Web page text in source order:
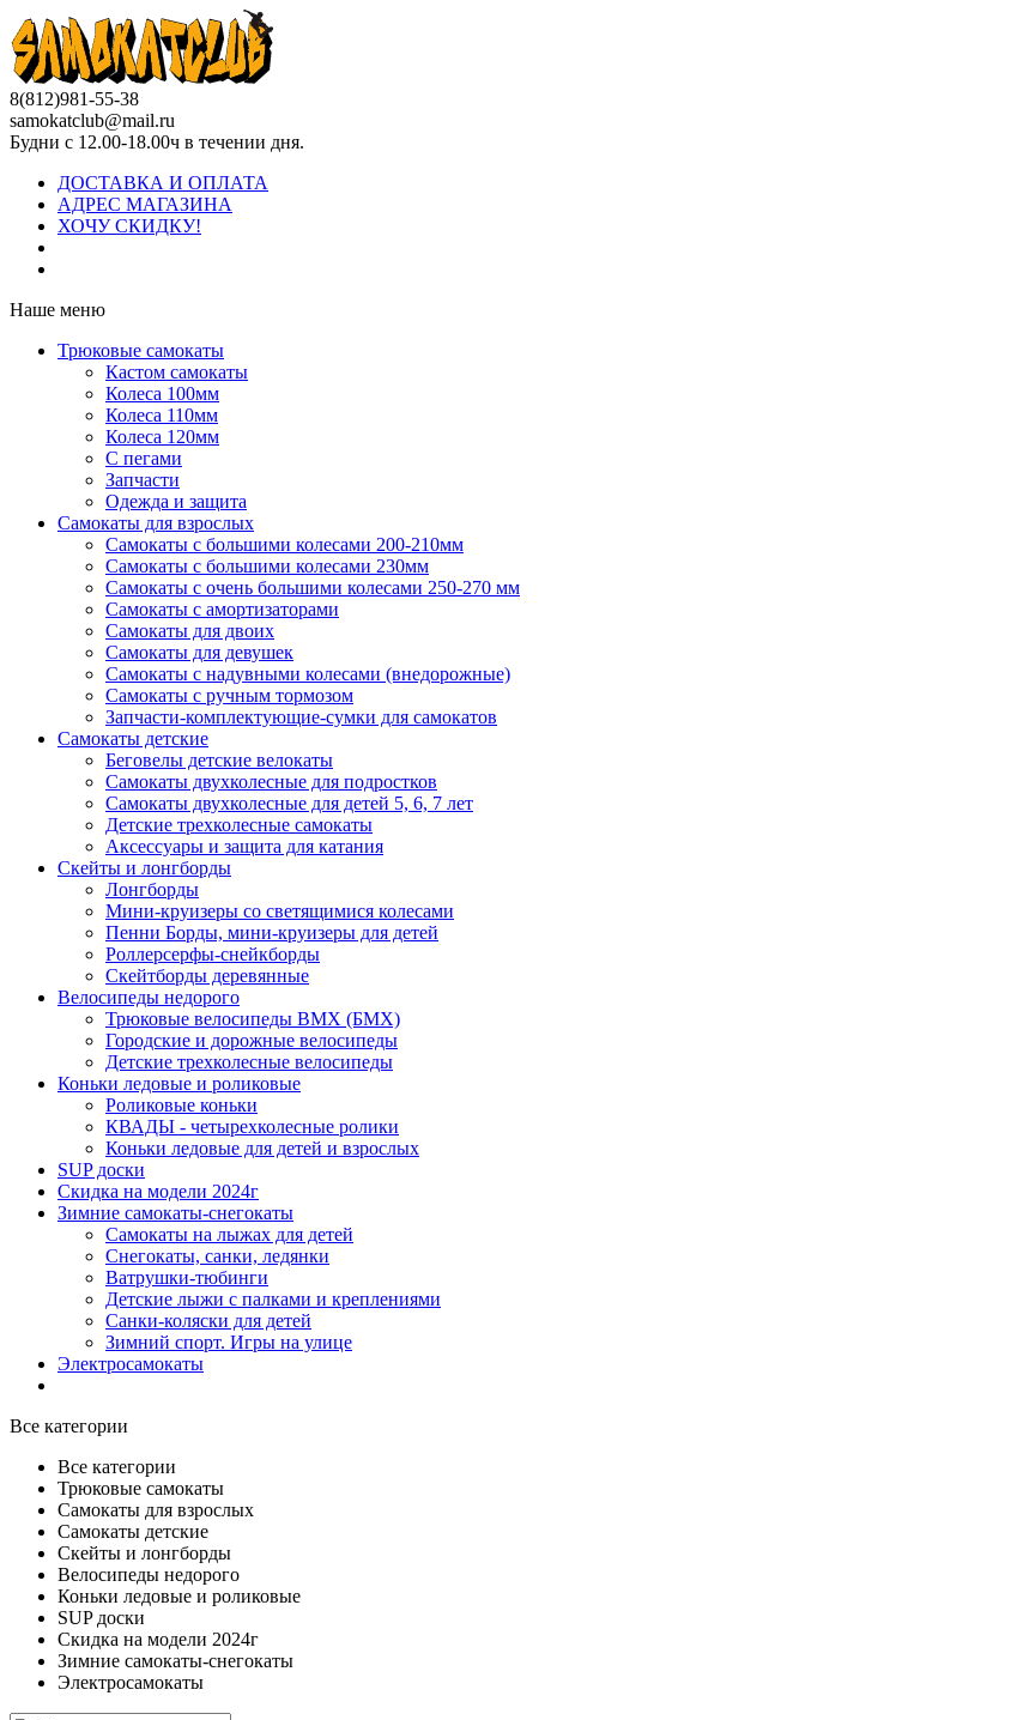
8(812)981-55-38
samokatclub@mail.ru
Будни с 12.00-18.00ч в течении дня.
ДОСТАВКА И ОПЛАТА
АДРЕС МАГАЗИНА
ХОЧУ СКИДКУ!
Наше меню
Трюковые самокаты
Кастом самокаты
Колеса 100мм
Колеса 110мм
Колеса 120мм
С пегами
Запчасти
Одежда и защита
Самокаты для взрослых
Самокаты с большими колесами 200-210мм
Самокаты с большими колесами 230мм
Самокаты с очень большими колесами 250-270 мм
Самокаты с амортизаторами
Самокаты для двоих
Самокаты для девушек
Самокаты с надувными колесами (внедорожные)
Самокаты с ручным тормозом
Запчасти-комплектующие-сумки для самокатов
Самокаты детские
Беговелы детские велокаты
Самокаты двухколесные для подростков
Самокаты двухколесные для детей 5, 6, 7 лет
Детские трехколесные самокаты
Аксессуары и защита для катания
Cкейты и лонгборды
Лонгборды
Мини-круизеры со светящимися колесами
Пенни Борды, мини-круизеры для детей
Роллерсерфы-снейкборды
Скейтборды деревянные
Велосипеды недорого
Трюковые велосипеды BMX (БМХ)
Городские и дорожные велосипеды
Детские трехколесные велосипеды
Коньки ледовые и роликовые
Роликовые коньки
КВАДЫ - четырехколесные ролики
Коньки ледовые для детей и взрослых
SUP доски
Скидка на модели 2024г
Зимние самокаты-снегокаты
Самокаты на лыжах для детей
Снегокаты, санки, ледянки
Ватрушки-тюбинги
Детские лыжи с палками и креплениями
Санки-коляски для детей
Зимний спорт. Игры на улице
Электросамокаты
Все категории
Все категории
Трюковые самокаты
Самокаты для взрослых
Самокаты детские
Cкейты и лонгборды
Велосипеды недорого
Коньки ледовые и роликовые
SUP доски
Скидка на модели 2024г
Зимние самокаты-снегокаты
Электросамокаты